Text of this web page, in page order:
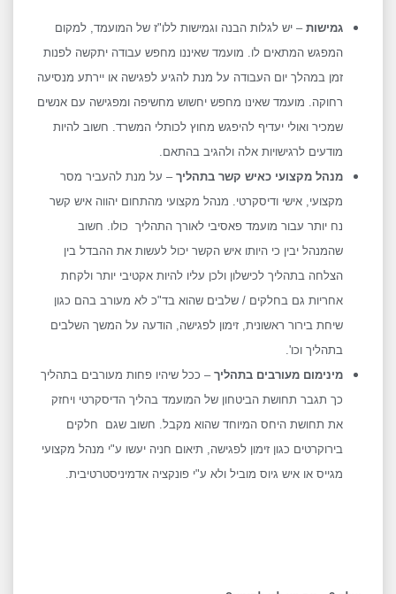
גמישות – יש לגלות הבנה וגמישות ללו"ז של המועמד, למקום
המפגש המתאים לו. מועמד שאיננו מחפש עבודה יתקשה לפנות
זמן במהלך יום העבודה על מנת להגיע לפגישה או יירתע מנסיעה
רחוקה. מועמד שאינו מחפש יחשוש מחשיפה ומפגישה עם אנשים
שמכיר ואולי יעדיף להיפגש מחוץ לכותלי המשרד. חשוב להיות
מודעים לרגישויות אלה ולהגיב בהתאם.
מנהל מקצועי כאיש קשר בתהליך – על מנת להעביר מסר
מקצועי, אישי ודיסקרטי. מנהל מקצועי מהתחום יהווה איש קשר
נח יותר עבור מועמד פאסיבי לאורך התהליך כולו. חשוב
שהמנהל יבין כי היותו איש הקשר יכול לעשות את ההבדל בין
הצלחה בתהליך לכישלון ולכן עליו להיות אקטיבי יותר ולקחת
אחריות גם בחלקים / שלבים שהוא בד"כ לא מעורב בהם כגון
שיחת בירור ראשונית, זימון לפגישה, הודעה על המשך השלבים
בתהליך וכו'.
מינימום מעורבים בתהליך – ככל שיהיו פחות מעורבים בתהליך
כך תגבר תחושת הביטחון של המועמד בהליך הדיסקרטי ויחזק
את תחושת היחס המיוחד שהוא מקבל. חשוב שגם חלקים
בירוקרטים כגון זימון לפגישה, תיאום חניה יעשו ע"י מנהל מקצועי
מגייס או איש גיוס מוביל ולא ע"י פונקציה אדמיניסטרטיבית.